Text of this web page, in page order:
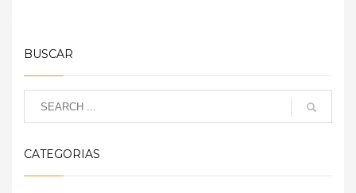
BUSCAR
CATEGORIAS